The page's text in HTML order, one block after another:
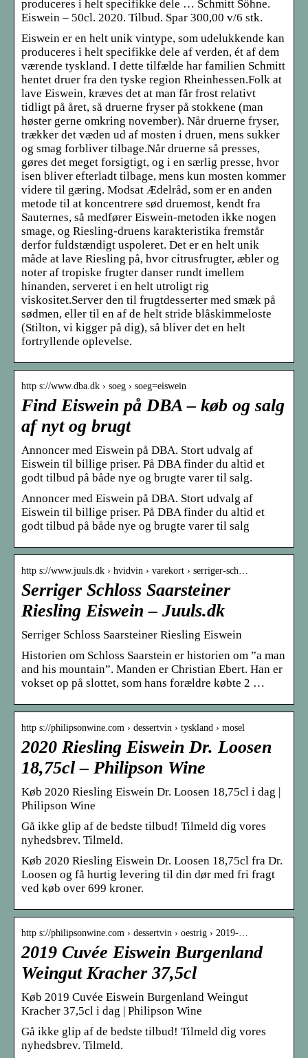
produceres i helt specifikke dele … Schmitt Söhne.
Eiswein – 50cl. 2020. Tilbud. Spar 300,00 v/6 stk.
Eiswein er en helt unik vintype, som udelukkende kan
produceres i helt specifikke dele af verden, ét af dem
værende tyskland. I dette tilfælde har familien Schmitt
hentet druer fra den tyske region Rheinhessen.Folk at
lave Eiswein, kræves det at man får frost relativt
tidligt på året, så druerne fryser på stokkene (man
høster gerne omkring november). Når druerne fryser,
trækker det væden ud af mosten i druen, mens sukker
og smag forbliver tilbage.Når druerne så presses,
gøres det meget forsigtigt, og i en særlig presse, hvor
isen bliver efterladt tilbage, mens kun mosten kommer
videre til gæring. Modsat Ædelråd, som er en anden
metode til at koncentrere sød druemost, kendt fra
Sauternes, så medfører Eiswein-metoden ikke nogen
smage, og Riesling-druens karakteristika fremstår
derfor fuldstændigt uspoleret. Det er en helt unik
måde at lave Riesling på, hvor citrusfrugter, æbler og
noter af tropiske frugter danser rundt imellem
hinanden, serveret i en helt utroligt rig
viskositet.Server den til frugtdesserter med smæk på
sødmen, eller til en af de helt stride blåskimmeloste
(Stilton, vi kigger på dig), så bliver det en helt
fortryllende oplevelse.
http s://www.dba.dk › soeg › soeg=eiswein
Find Eiswein på DBA – køb og salg
af nyt og brugt
Annoncer med Eiswein på DBA. Stort udvalg af
Eiswein til billige priser. På DBA finder du altid et
godt tilbud på både nye og brugte varer til salg.
Annoncer med Eiswein på DBA. Stort udvalg af
Eiswein til billige priser. På DBA finder du altid et
godt tilbud på både nye og brugte varer til salg
http s://www.juuls.dk › hvidvin › varekort › serriger-sch…
Serriger Schloss Saarsteiner
Riesling Eiswein – Juuls.dk
Serriger Schloss Saarsteiner Riesling Eiswein
Historien om Schloss Saarstein er historien om ”a man
and his mountain”. Manden er Christian Ebert. Han er
vokset op på slottet, som hans forældre købte 2 …
http s://philipsonwine.com › dessertvin › tyskland › mosel
2020 Riesling Eiswein Dr. Loosen
18,75cl – Philipson Wine
Køb 2020 Riesling Eiswein Dr. Loosen 18,75cl i dag |
Philipson Wine
Gå ikke glip af de bedste tilbud! Tilmeld dig vores
nyhedsbrev. Tilmeld.
Køb 2020 Riesling Eiswein Dr. Loosen 18,75cl fra Dr.
Loosen og få hurtig levering til din dør med fri fragt
ved køb over 699 kroner.
http s://philipsonwine.com › dessertvin › oestrig › 2019-…
2019 Cuvée Eiswein Burgenland
Weingut Kracher 37,5cl
Køb 2019 Cuvée Eiswein Burgenland Weingut
Kracher 37,5cl i dag | Philipson Wine
Gå ikke glip af de bedste tilbud! Tilmeld dig vores
nyhedsbrev. Tilmeld.